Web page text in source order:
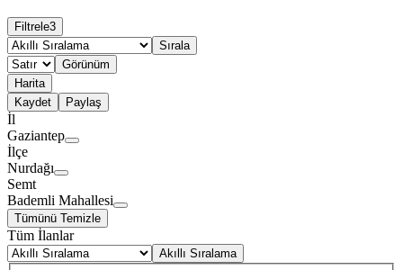
Filtrele3
Sırala
Görünüm
Harita
Kaydet
Paylaş
İl
Gaziantep
İlçe
Nurdağı
Semt
Bademli Mahallesi
Tümünü Temizle
Tüm İlanlar
Akıllı Sıralama